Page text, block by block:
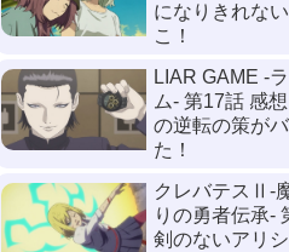
になりきれな
こ！
LIAR GAME -
ム- 第17話 感
の逆転の策が
た！
クレバテスⅡ-
りの勇者伝承-
剣のないアリ